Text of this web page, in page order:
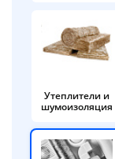
Утеплители и
шумоизоляция
по25%